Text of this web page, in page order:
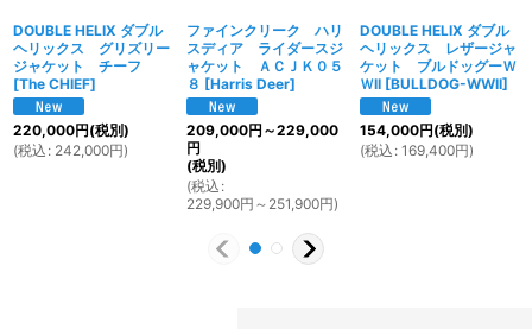
DOUBLE HELIX ダブル
ヘリックス グリズリー
ジャケット チーフ
[The CHIEF]
220,000円(税別)
(税込 : 242,000円)
ファインクリーク ハリ
スディア ライダースジ
ャケット ＡＣＪＫ０５
８ [Harris Deer]
209,000円 ～229,000
円
(税別)
(税込 :
229,900円 ～251,900円)
DOUBLE HELIX ダブル
ヘリックス レザージャ
ケット ブルドッグーＷ
ＷII [BULLDOG-WWII]
154,000円(税別)
(税込 : 169,400円)